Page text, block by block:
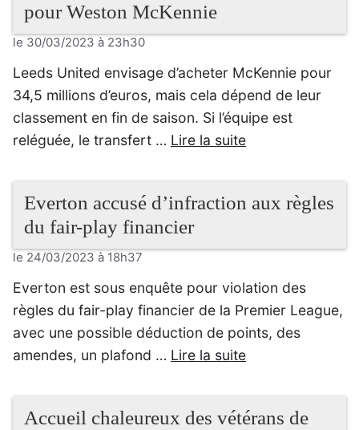
pour Weston McKennie
le 30/03/2023 à 23h30
Leeds United envisage d’acheter McKennie pour
34,5 millions d’euros, mais cela dépend de leur
classement en fin de saison. Si l’équipe est
reléguée, le transfert … Lire la suite
Everton accusé d’infraction aux règles
du fair-play financier
le 24/03/2023 à 18h37
Everton est sous enquête pour violation des
règles du fair-play financier de la Premier League,
avec une possible déduction de points, des
amendes, un plafond … Lire la suite
Accueil chaleureux des vétérans de